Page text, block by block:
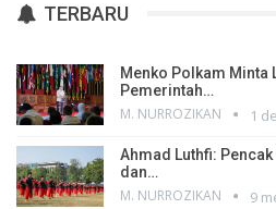
TERBARU
Menko Polkam Minta
Pemerintah…
M. NURROZIKAN 1
Ahmad Luthfi:
dan…
M. NURROZIKAN 9